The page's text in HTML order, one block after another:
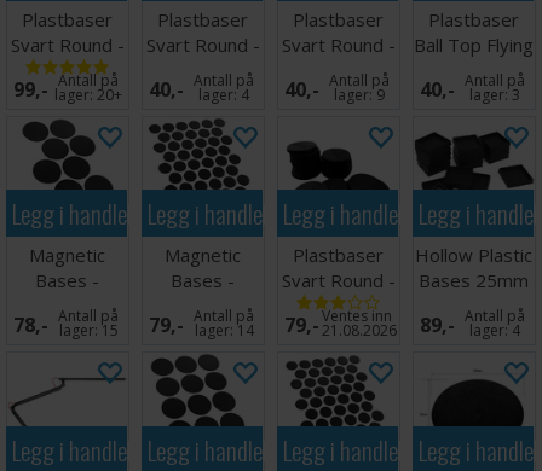
Plastbaser
Svart Round -
40mm (10
stk)
99,- Antall på
lager:20+
Plastbaser
Svart Round -
50mm (3 stk)
40,- Antall på
lager:4
Plastbaser
Svart Round -
32mm (10
stk)
40,- Antall på
lager:9
Plastbaser
Ball Top Flying
Stems -
32mm
40,- Antall på
lager:3
Legg i handlekurven
Magnetic
Bases -
60mm (10
stk)
78,- Antall på
lager: 15
Legg i handlekurven
Magnetic
Bases -
25mm (55
stk)
79,- Antall på
lager: 14
Legg i handlekurven
Plastbaser
Svart Round -
28,5mm (20
stk)
79,-Ventes inn
21.08.2026
Legg i
Hollow Plastic
Bases 25mm
89,- Antall på
lager:4
Legg i handlekurvenLegg i handlekurvenLegg i handlekurven
Legg i